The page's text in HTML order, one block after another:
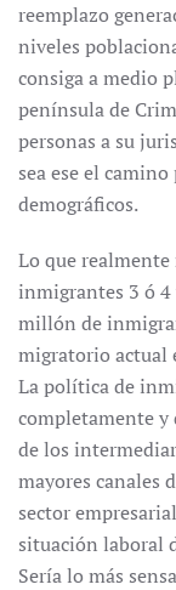
reemplazo
niveles
consiga a medio
península de
personas a su
sea ese el
demográficos.
Lo que
inmigrantes 3 ó 4
millón de
migratorio actual
La política de
completamente y
de los
mayores canales
sector
situación laboral
Sería lo más